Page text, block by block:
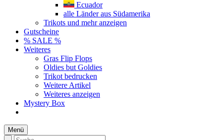
Ecuador
alle Länder aus Südamerika
Trikots und mehr anzeigen
Gutscheine
% SALE %
Weiteres
Gras Flip Flops
Oldies but Goldies
Trikot bedrucken
Weitere Artikel
Weiteres anzeigen
Mystery Box
Menü